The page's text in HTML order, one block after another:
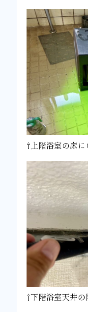
⇧上階浴室の床
⇧下階浴室天井